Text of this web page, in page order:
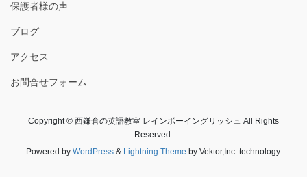
保護者様の声
ブログ
アクセス
お問合せフォーム
Copyright © 西鎌倉の英語教室 レインボーイングリッシュ All Rights
Reserved.
Powered by WordPress& Lightning Theme by Vektor,Inc. technology.